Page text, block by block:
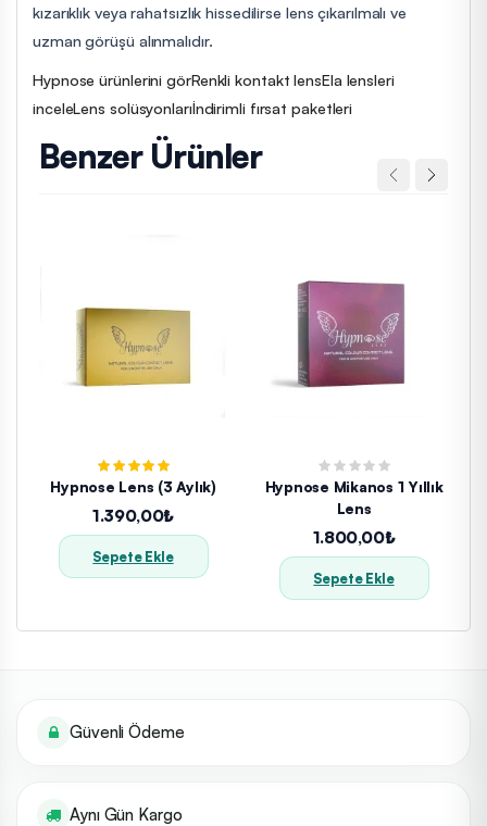
kızarıklık veya rahatsızlık hissedilirse lens çıkarılmalı ve
uzman görüşü alınmalıdır.
Hypnose ürünlerini görRenkli kontakt lensEla lensleri
inceleLens solüsyonlarıİndirimli fırsat paketleri
Benzer Ürünler
Hypnose Lens (3 Aylık)
1.390,00₺
Sepete Ekle
Hypnose Mikanos 1 Yıllık
Lens
1.800,00₺
Sepete Ekle
Güvenli Ödeme
Aynı Gün Kargo